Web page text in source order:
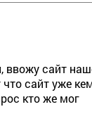
ввожу сайт
сайт уже
кто же мог